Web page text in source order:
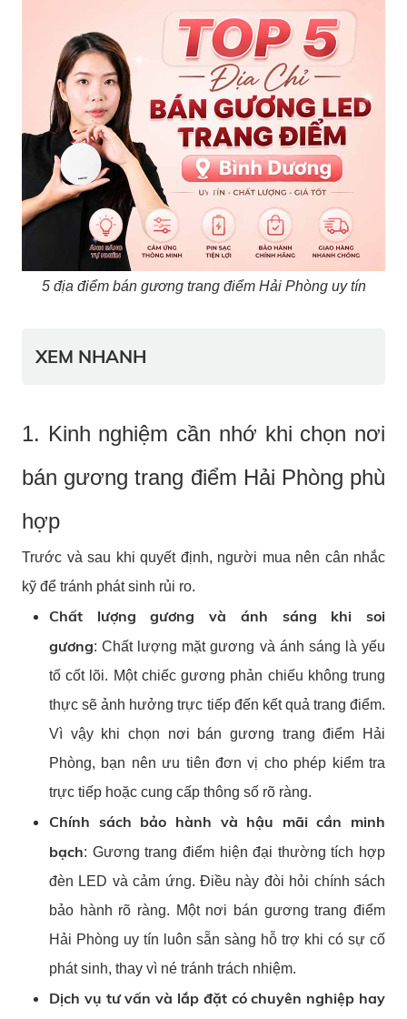
5 địa điểm bán gương trang điểm Hải Phòng uy tín
XEM NHANH
1. Kinh nghiệm cần nhớ khi chọn nơi
bán gương trang điểm Hải Phòng phù
hợp
Trước và sau khi quyết định, người mua nên cân nhắc
kỹ để tránh phát sinh rủi ro.
Chất lượng gương và ánh sáng khi soi
gương:Chất lượng mặt gương và ánh sáng là yếu
tố cốt lõi. Một chiếc gương phản chiếu không trung
thực sẽ ảnh hưởng trực tiếp đến kết quả trang điểm.
Vì vậy khi chọn nơi bán gương trang điểm Hải
Phòng, bạn nên ưu tiên đơn vị cho phép kiểm tra
trực tiếp hoặc cung cấp thông số rõ ràng.
Chính sách bảo hành và hậu mãi cần minh
bạch: Gương trang điểm hiện đại thường tích hợp
đèn LED và cảm ứng. Điều này đòi hỏi chính sách
bảo hành rõ ràng. Một nơi bán gương trang điểm
Hải Phòng uy tín luôn sẵn sàng hỗ trợ khi có sự cố
phát sinh, thay vì né tránh trách nhiệm.
Dịch vụ tư vấn và lắp đặt có chuyên nghiệp hay